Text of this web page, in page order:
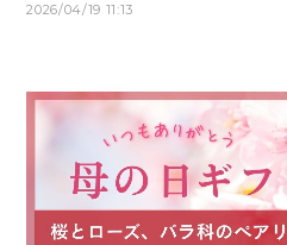
2026/04/19 11:13